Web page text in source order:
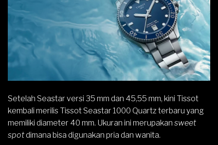
Setelah Seastar versi 35 mm dan 45,55 mm, kini Tissot
kembali merilis Tissot Seastar 1000 Quartz terbaru yang
memiliki diameter 40 mm. Ukuran ini merupakan sweet
spotdimana bisa digunakan pria dan wanita.